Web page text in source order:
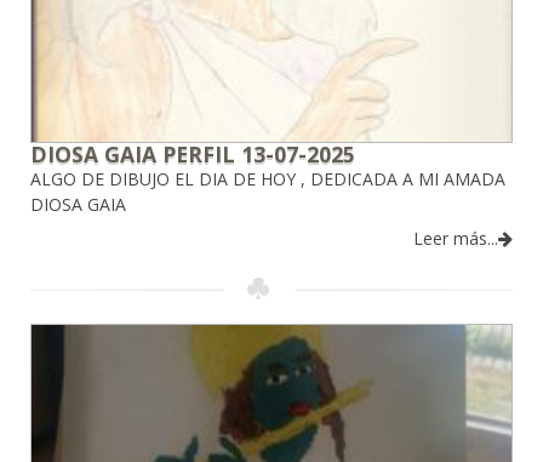
DIOSA GAIA PERFIL 13-07-2025
ALGO DE DIBUJO EL DIA DE HOY , DEDICADA A MI AMADA
DIOSA GAIA
Leer más...